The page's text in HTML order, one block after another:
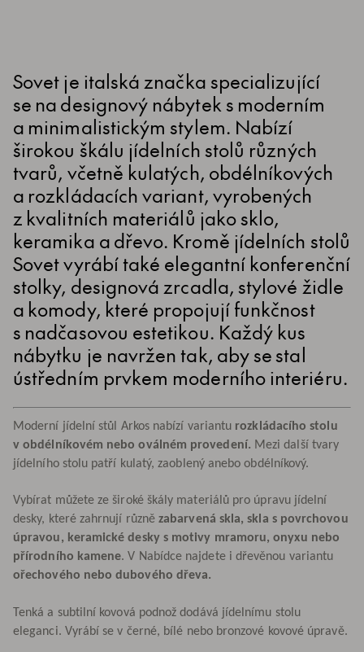
Sovet je italská značka specializující
se na designový nábytek s moderním
a minimalistickým stylem. Nabízí
širokou škálu jídelních stolů různých
tvarů, včetně kulatých, obdélníkových
a rozkládacích variant, vyrobených
z kvalitních materiálů jako sklo,
keramika a dřevo. Kromě jídelních stolů
Sovet vyrábí také elegantní konferenční
stolky, designová zrcadla, stylové židle
a komody, které propojují funkčnost
s nadčasovou estetikou. Každý kus
nábytku je navržen tak, aby se stal
ústředním prvkem moderního interiéru.
Moderní jídelní stůl Arkos nabízí variantu rozkládacího stolu
v obdélníkovém nebo oválném provedení. Mezi další tvary
jídelního stolu patří kulatý, zaoblený anebo obdélníkový.
Vybírat můžete ze široké škály materiálů pro úpravu jídelní
desky, které zahrnují různězabarvená skla, skla s povrchovou
úpravou, keramické desky s motivy mramoru, onyxu nebo
přírodního kamene. V Nabídce najdete i dřevěnou variantu
ořechového nebo dubového dřeva.
Tenká a subtilní kovová podnož dodává jídelnímu stolu
eleganci. Vyrábí se v černé, bílé nebo bronzové kovové úpravě.